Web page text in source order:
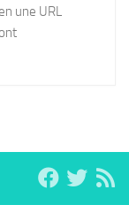
une URL